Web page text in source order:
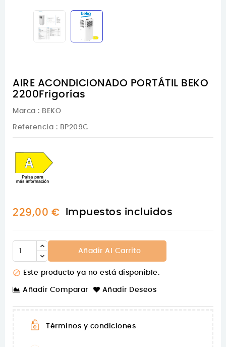
AIRE ACONDICIONADO PORTÁTIL BEKO
2200Frigorías
Marca : BEKO
Referencia : BP209C
229,00 € Impuestos incluidos
Añadir Al Carrito
 Este producto ya no está disponible.
Añadir Comparar Añadir Deseos
Términos y condiciones